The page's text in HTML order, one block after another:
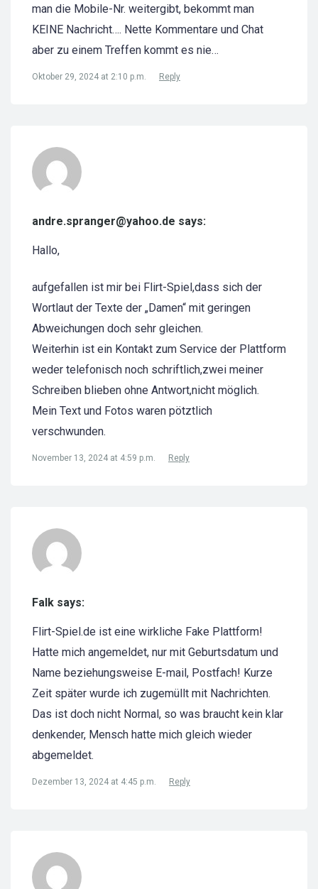
man die Mobile-Nr. weitergibt, bekommt man
KEINE Nachricht…. Nette Kommentare und Chat
aber zu einem Treffen kommt es nie…
Oktober 29, 2024 at 2:10 p.m. Reply
andre.spranger@yahoo.de says:
Hallo,
aufgefallen ist mir bei Flirt-Spiel,dass sich der
Wortlaut der Texte der „Damen“ mit geringen
Abweichungen doch sehr gleichen.
Weiterhin ist ein Kontakt zum Service der Plattform
weder telefonisch noch schriftlich,zwei meiner
Schreiben blieben ohne Antwort,nicht möglich.
Mein Text und Fotos waren pötztlich
verschwunden.
November 13, 2024 at 4:59 p.m. Reply
Falk says:
Flirt-Spiel.de ist eine wirkliche Fake Plattform!
Hatte mich angemeldet, nur mit Geburtsdatum und
Name beziehungsweise E-mail, Postfach! Kurze
Zeit später wurde ich zugemüllt mit Nachrichten.
Das ist doch nicht Normal, so was braucht kein klar
denkender, Mensch hatte mich gleich wieder
abgemeldet.
Dezember 13, 2024 at 4:45 p.m. Reply